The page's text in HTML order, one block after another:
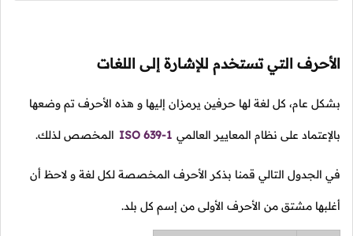
الأحرف التي تستخدم للإشارة إلى اللغات
بشكل عام، كل لغة لها حرفين يرمزان إليها و هذه الأحرف تم وضعها
بالإعتماد على نظام المعايير العالمي ISO 639-1 المخصص لذلك.
في الجدول التالي قمنا بذكر الأحرف المخصصة لكل لغة و لاحظ أن
أغلبها مشتق من الأحرف الأولى من إسم كل بلد.